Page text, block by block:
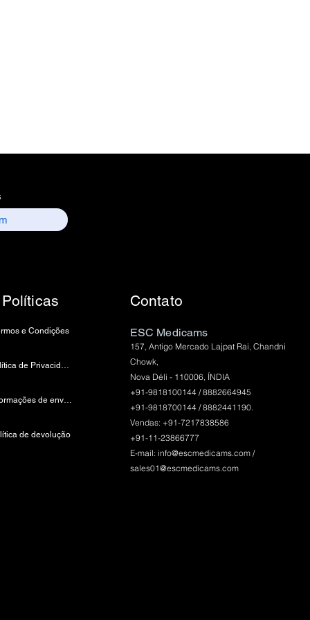
Políticas
e Condições
política de Privacidade
Informações de envio e pagamento
de devolução
Contato
ESC Medicams
157, Antigo Mercado Lajpat Rai, Chandni
Chowk,
Nova Déli - 110006, ÍNDIA
+91-9818100144 / 8882664945
+91-9818700144 / 8882441190.
Vendas: +91-7217838586
+91-11-23866777
E-mail: info@escmedicams.com/
sales01@escmedicams.com